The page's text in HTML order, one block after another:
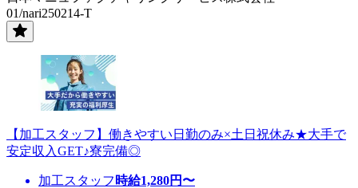
01/nari250214-T
【加工スタッフ】働きやすい日勤のみ×土日祝休み★大手で
安定収入GET♪寮完備◎
加工スタッフ 時給1,280円〜